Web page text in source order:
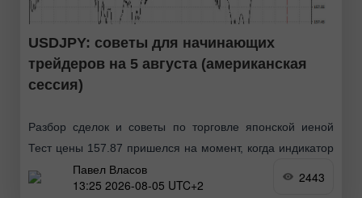
USDJPY: советы для начинающих
трейдеров на 5 августа (американская
сессия)
Разбор сделок и советы по торговле японской иеной
Тест цены 157.87 пришелся на момент, когда индикатор
MACD много прошел вверх от нулевой отметки, что
ограничивало восходящий потенциал пары. Во второй
Павел Власов
13:25 2026-08-05 UTC+2
2443